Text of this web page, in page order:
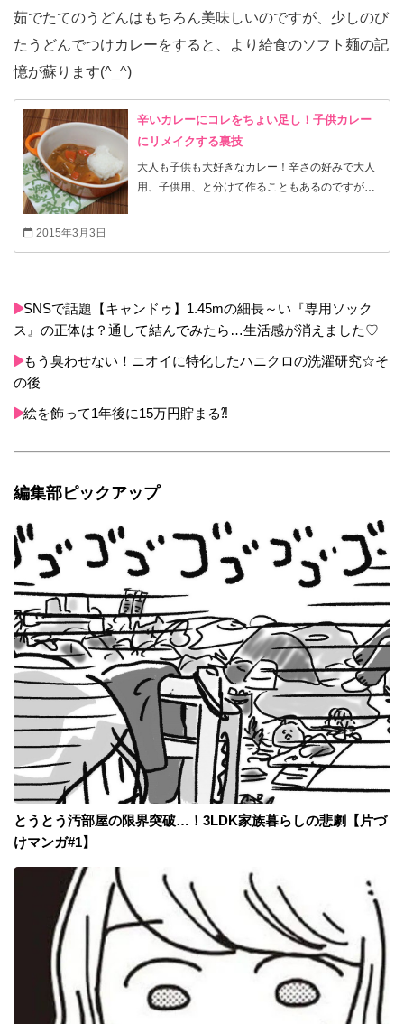
茹でたてのうどんはもちろん美味しいのですが、少しのび
たうどんでつけカレーをすると、より給食のソフト麺の記
憶が蘇ります(^_^)
辛いカレーにコレをちょい足し！子供カレー
にリメイクする裏技
大人も子供も大好きなカレー！辛さの好みで大人
用、子供用、と分けて作ることもあるのですが、
す。
2015年3月3日
SNSで話題【キャンドゥ】1.45mの細長～い『専用ソック
ス』の正体は？通して結んでみたら…生活感が消えました♡
もう臭わせない！ニオイに特化したハニクロの洗濯研究☆そ
の後
絵を飾って1年後に15万円貯まる⁈
編集部ピックアップ
とうとう汚部屋の限界突破…！3LDK家族暮らしの悲劇【片づ
けマンガ#1】